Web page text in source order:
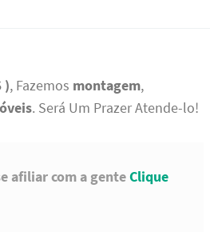
), Fazemos montagem,
. Será Um Prazer Atende-lo!
afiliar com a genteClique